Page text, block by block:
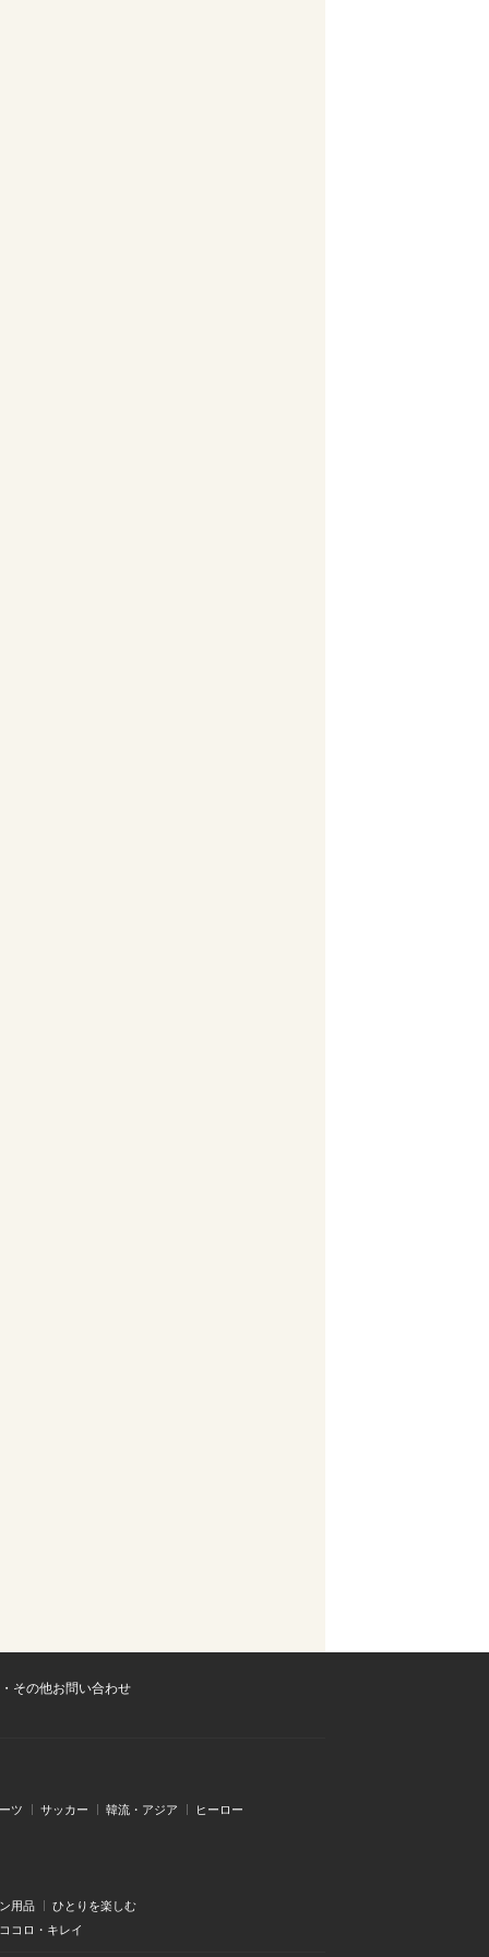
その他お問い合わせ
ツ サッカー 韓流・アジア ヒーロー
用品
ひとりを楽しむ
コロ・キレイ